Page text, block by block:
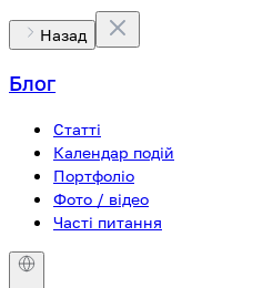
Назад
Блог
Статті
Календар подій
Портфоліо
Фото / відео
Часті питання